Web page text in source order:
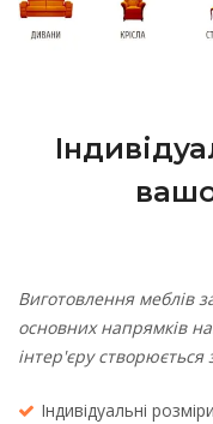
Виготовлення меблів
основних напрямків
інтер'єру
Індивідуальні